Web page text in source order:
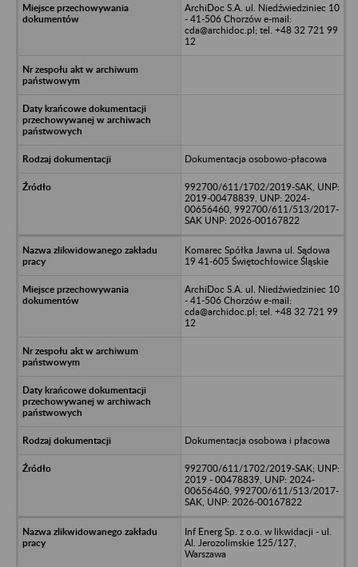
ArchiDoc S.A. ul. Niedźwiedziniec 10
- 41-506 Chorzów e-mail:
cda@archidoc.pl; tel. +48 32 721 99
12
Dokumentacja osobowo-płacowa
992700/611/1702/2019-SAK, UNP:
2019-00478839, UNP: 2024-
00656460, 992700/611/513/2017-
SAK UNP: 2026-00167822
Komarec Spółka Jawna ul. Sądowa
19 41-605 Świętochłowice Śląskie
ArchiDoc S.A. ul. Niedźwiedziniec 10
- 41-506 Chorzów e-mail:
cda@archidoc.pl; tel. +48 32 721 99
12
Dokumentacja osobowa i płacowa
992700/611/1702/2019-SAK; UNP:
2019 - 00478839, UNP: 2024-
00656460, 992700/611/513/2017-
SAK, UNP: 2026-00167822
Inf Energ Sp. z o.o. w likwidacji - ul.
Al. Jerozolimskie 125/127,
Warszawa